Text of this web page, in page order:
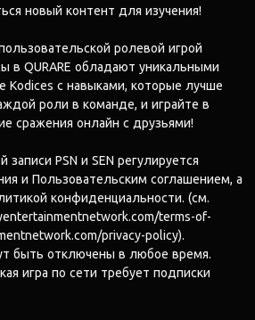
новый контент для изучения!
ролевой игрой
в QURARE обладают уникальными
Kodices с навыками, которые лучше
роли в команде, и играйте в
сражения онлайн с друзьями!
записи PSN и SEN регулируется
и Пользовательским соглашением, а
конфиденциальности. (см.
terms-of-
privacy-policy).
быть отключены в любое время.
игра по сети требует подписки